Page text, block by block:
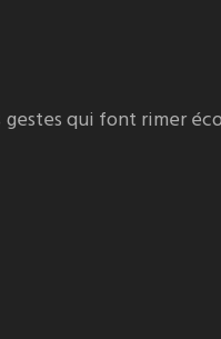
gestes qui font rimer